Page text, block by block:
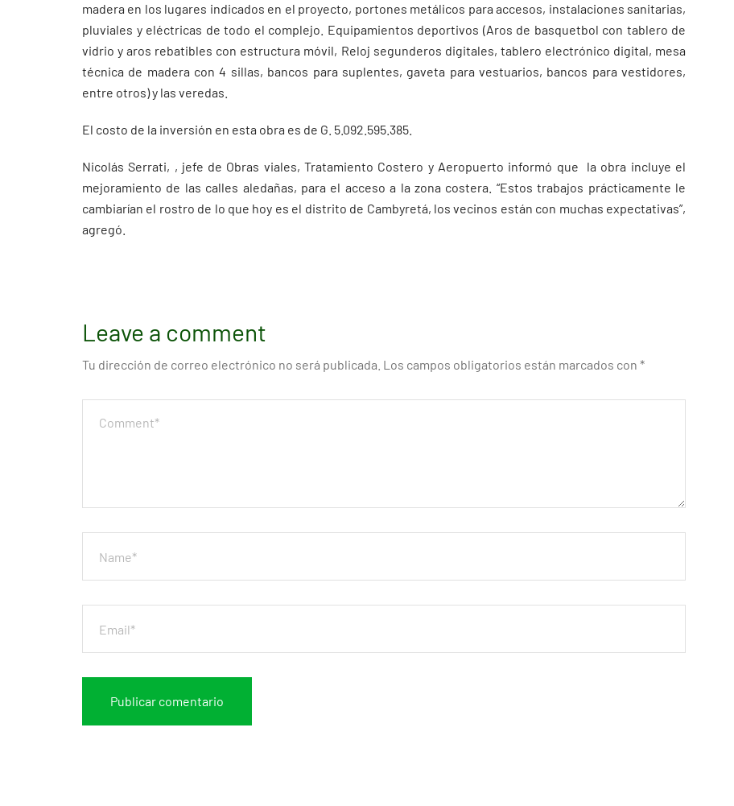
madera en los lugares indicados en el proyecto, portones metálicos para accesos, instalaciones sanitarias,
pluviales y eléctricas de todo el complejo. Equipamientos deportivos (Aros de basquetbol con tablero de
vidrio y aros rebatibles con estructura móvil, Reloj segunderos digitales, tablero electrónico digital, mesa
técnica de madera con 4 sillas, bancos para suplentes, gaveta para vestuarios, bancos para vestidores,
entre otros) y las veredas.
El costo de la inversión en esta obra es de G. 5.092.595.385.
Nicolás Serrati, , jefe de Obras viales, Tratamiento Costero y Aeropuerto informó que la obra incluye el
mejoramiento de las calles aledañas, para el acceso a la zona costera. “Estos trabajos prácticamente le
cambiarían el rostro de lo que hoy es el distrito de Cambyretá, los vecinos están con muchas expectativas”,
agregó.
Leave a comment
Tu dirección de correo electrónico no será publicada. Los campos obligatorios están marcados con *